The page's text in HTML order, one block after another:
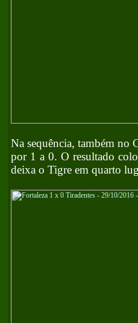
Na sequência, também no
por 1 a 0. O resultado
deixa o Tigre em quarto